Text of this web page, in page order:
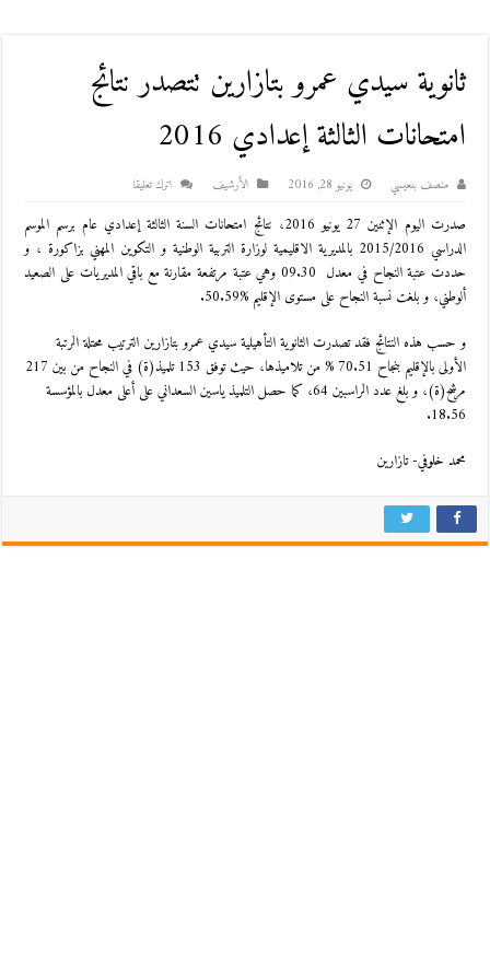
ثانوية سيدي عمرو بتازارين تتصدر نتائج
امتحانات الثالثة إعدادي 2016
منصف بنعيسي يونيو 28, 2016 اﻷرشيف اترك تعليقا
صدرت اليوم الإثنين 27 يونيو 2016، نتائج امتحانات السنة الثالثة إعدادي عام برسم الموسم
الدراسي 2015/2016 بالمديرية الاقليمية لوزارة التربية الوطنية و التكوين المهني بزاكورة ، و
حددت عتبة النجاح في معدل 09.30 وهي عتبة مرتفعة مقارنة مع باقي المديريات على الصعيد
ألوطني، و بلغت نسبة النجاح على مستوى الإقليم50.59%
.
و حسب هذه النتائج فقد تصدرت الثانوية التأهيلية سيدي عمرو بتازارين الترتيب محتلة الرتبة
الأولى بالإقليم بنجاح 70.51 % من تلاميذها، حيث توفق 153 تلميذ(ة) في النجاح من بين 217
مرشح(ة)، و بلغ عدد الراسبين 64، كما حصل التلميذ ياسين السعداني على أعلى معدل بالمؤسسة
18.56.
محمد خلوفي- تازارين